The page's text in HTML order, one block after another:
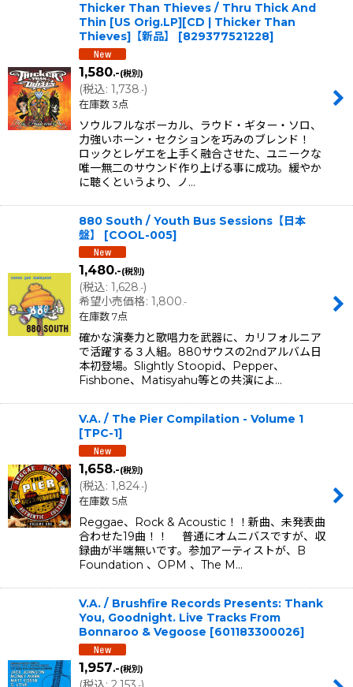
Thicker Than Thieves / Thru Thick And
Thin [US Orig.LP][CD | Thicker Than
Thieves]【新品】
[829377521228]
1,580.-(税別)
(税込: 1,738.-)
在庫数 3点
ソウルフルなボーカル、ラウド・ギター・ソロ、
力強いホーン・セクションを巧みのブレンド！
ロックとレゲエを上手く融合させた、ユニークな
唯一無二のサウンド作り上げる事に成功。緩やか
に聴くというより、ノ…
880 South / Youth Bus Sessions【日本
盤】
[COOL-005]
1,480.-(税別)
(税込: 1,628.-)
希望小売価格: 1,800.-
在庫数 7点
確かな演奏力と歌唱力を武器に、カリフォルニア
で活躍する３人組。880サウスの2ndアルバム日
本初登場。Slightly Stoopid、Pepper、
Fishbone、Matisyahu等との共演によ…
V.A. / The Pier Compilation - Volume 1
[TPC-1]
1,658.-(税別)
(税込: 1,824.-)
在庫数 5点
Reggae、Rock & Acoustic！！新曲、未発表曲
合わせた19曲！！ 普通にオムニバスですが、収
録曲が半端無いです。参加アーティストが、B
Foundation 、OPM 、The M…
V.A. / Brushfire Records Presents: Thank
You, Goodnight. Live Tracks From
Bonnaroo & Vegoose [601183300026]
1,957.-(税別)